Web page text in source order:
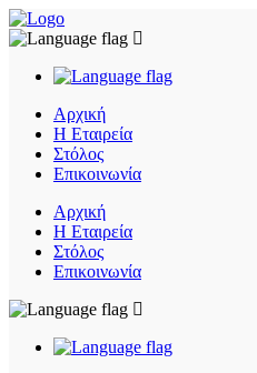
Αρχική
Η Εταιρεία
Στόλος
Επικοινωνία
Αρχική
Η Εταιρεία
Στόλος
Επικοινωνία